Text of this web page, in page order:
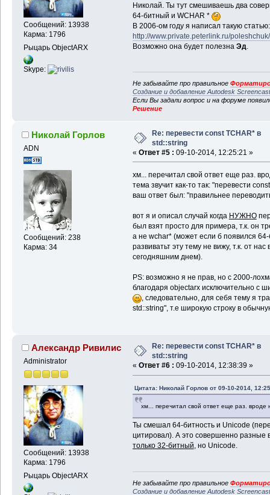
Сообщений: 13938
Карма: 1796
Рыцарь ObjectARX
Skype:
Николай. Ты тут смешиваешь два
64-битный и WCHAR *
В 2006-ом году я написал такую статью:
http://www.private.peterlink.ru/
Возможно она будет полезна Эд
Не забывайте про правильное
Создание и добавление Autodesk
Если Вы задали вопрос и на форуме
Решение
Николай Горлов
ADN
Сообщений: 238
Карма: 34
Re: перевести const TCHAR* в
std::string
« Ответ #5 : 09-10-2014, 12:25:21 »
хм... перечитал свой ответ еще раз.
тема звучит как-то так: "перевести
ваш ответ был: "правильнее
вот я и описал случай когда НУЖНО
был взят просто для примера, т.к. он
а не wchar* (может если б появился
развиватьт эту тему не вижу, т.к. от
сегодняшним днем).
PS: возможно я не прав, но с 2000-
благодаря objectarx исключительно с
, следовательно, для себя тему я
std::string", т.е широкую строку в
Александр Ривилис
Administrator
Сообщений: 13938
Карма: 1796
Рыцарь ObjectARX
Re: перевести const TCHAR* в
std::string
« Ответ #6 : 09-10-2014, 12:38:39 »
Цитата: Николай Горлов от 09-10-2014,
хм... перечитал свой ответ еще раз.
Ты смешал 64-битность и Unicode
цитировал). А это совершенно
только 32-битный, но Unicode.
Не забывайте про правильное
Создание и добавление Autodesk